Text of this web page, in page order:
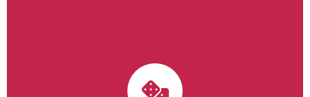
bergeracois. A travers les Temps d’Activités
Périscolaires (TAP) et les Pauses Méridiennes, nous